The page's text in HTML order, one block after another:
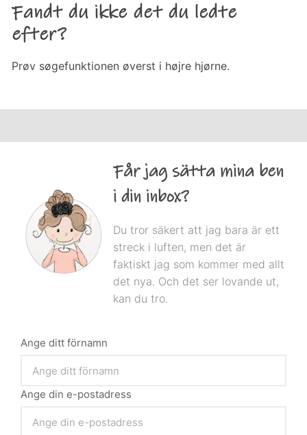
Fandt du ikke det du ledte
efter?
Prøv søgefunktionen øverst i højre hjørne.
Får jag sätta mina ben
i din inbox?
Du tror säkert att jag bara är ett
streck i luften, men det är
faktiskt jag som kommer med allt
det nya. Och det ser lovande ut,
kan du tro.
Ange ditt förnamn
Ange din e-postadress